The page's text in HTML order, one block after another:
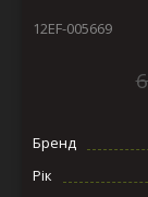
12EF-005669
Бренд
Рік